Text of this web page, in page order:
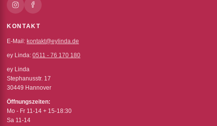
KONTAKT
E-Mail: kontakt@eylinda.de
ey Linda: 0511 - 76 170 180
ey Linda
Stephanusstr. 17
30449 Hannover
Öffnungszeiten:
Mo - Fr 11-14 + 15-18:30
Sa 11-14